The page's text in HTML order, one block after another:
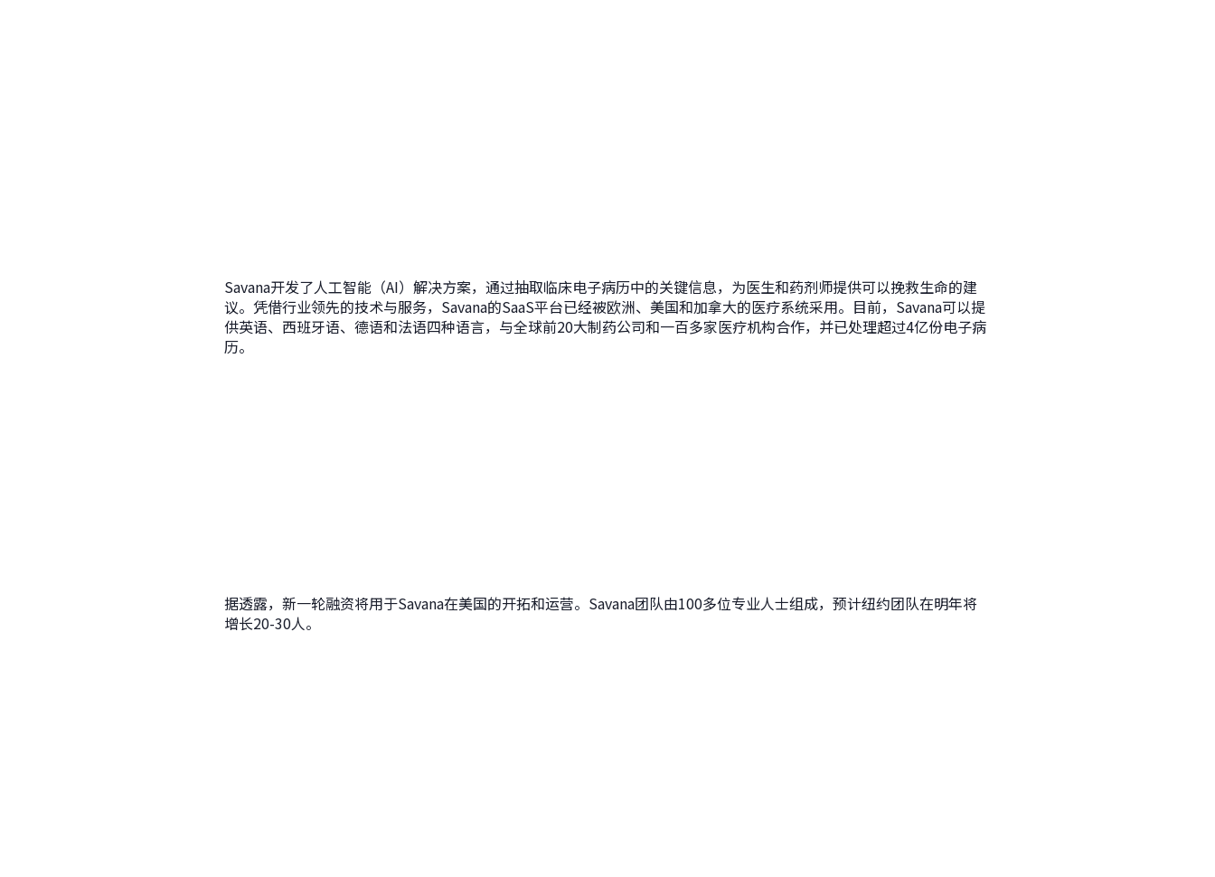
Savana开发了人工智能（AI）解决方案，通过抽取临床电子病历中的关键信息，为医生和药剂师提供可以挽救生命的建
议。凭借行业领先的技术与服务，Savana的SaaS平台已经被欧洲、美国和加拿大的医疗系统采用。目前，Savana可以提
供英语、西班牙语、德语和法语四种语言，与全球前20大制药公司和一百多家医疗机构合作，并已处理超过4亿份电子病
历。
据透露，新一轮融资将用于Savana在美国的开拓和运营。Savana团队由100多位专业人士组成，预计纽约团队在明年将
增长20-30人。